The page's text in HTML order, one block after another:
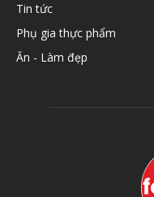
Tin tức
Phụ gia thực phẩm
Ăn - Làm đẹp